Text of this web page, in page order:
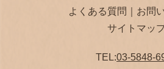
よくある質問
お問
サイトマッ
TEL:03-5848-